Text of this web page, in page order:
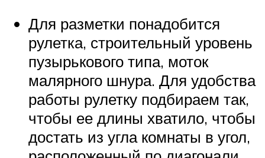
Для разметки понадобится
рулетка, строительный уровень
пузырькового типа, моток
малярного шнура. Для удобства
работы рулетку подбираем так,
чтобы ее длины хватило, чтобы
достать из угла комнаты в угол,